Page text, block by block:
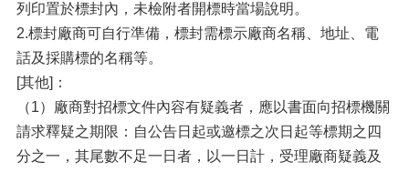
列印置於標封內，未檢附者開標時當場說明。
2.標封廠商可自行準備，標封需標示廠商名稱、地址、電
話及採購標的名稱等。
[其他]：
（1）廠商對招標文件內容有疑義者，應以書面向招標機關
請求釋疑之期限：自公告日起或邀標之次日起等標期之四
分之一，其尾數不足一日者，以一日計，受理廠商疑義及